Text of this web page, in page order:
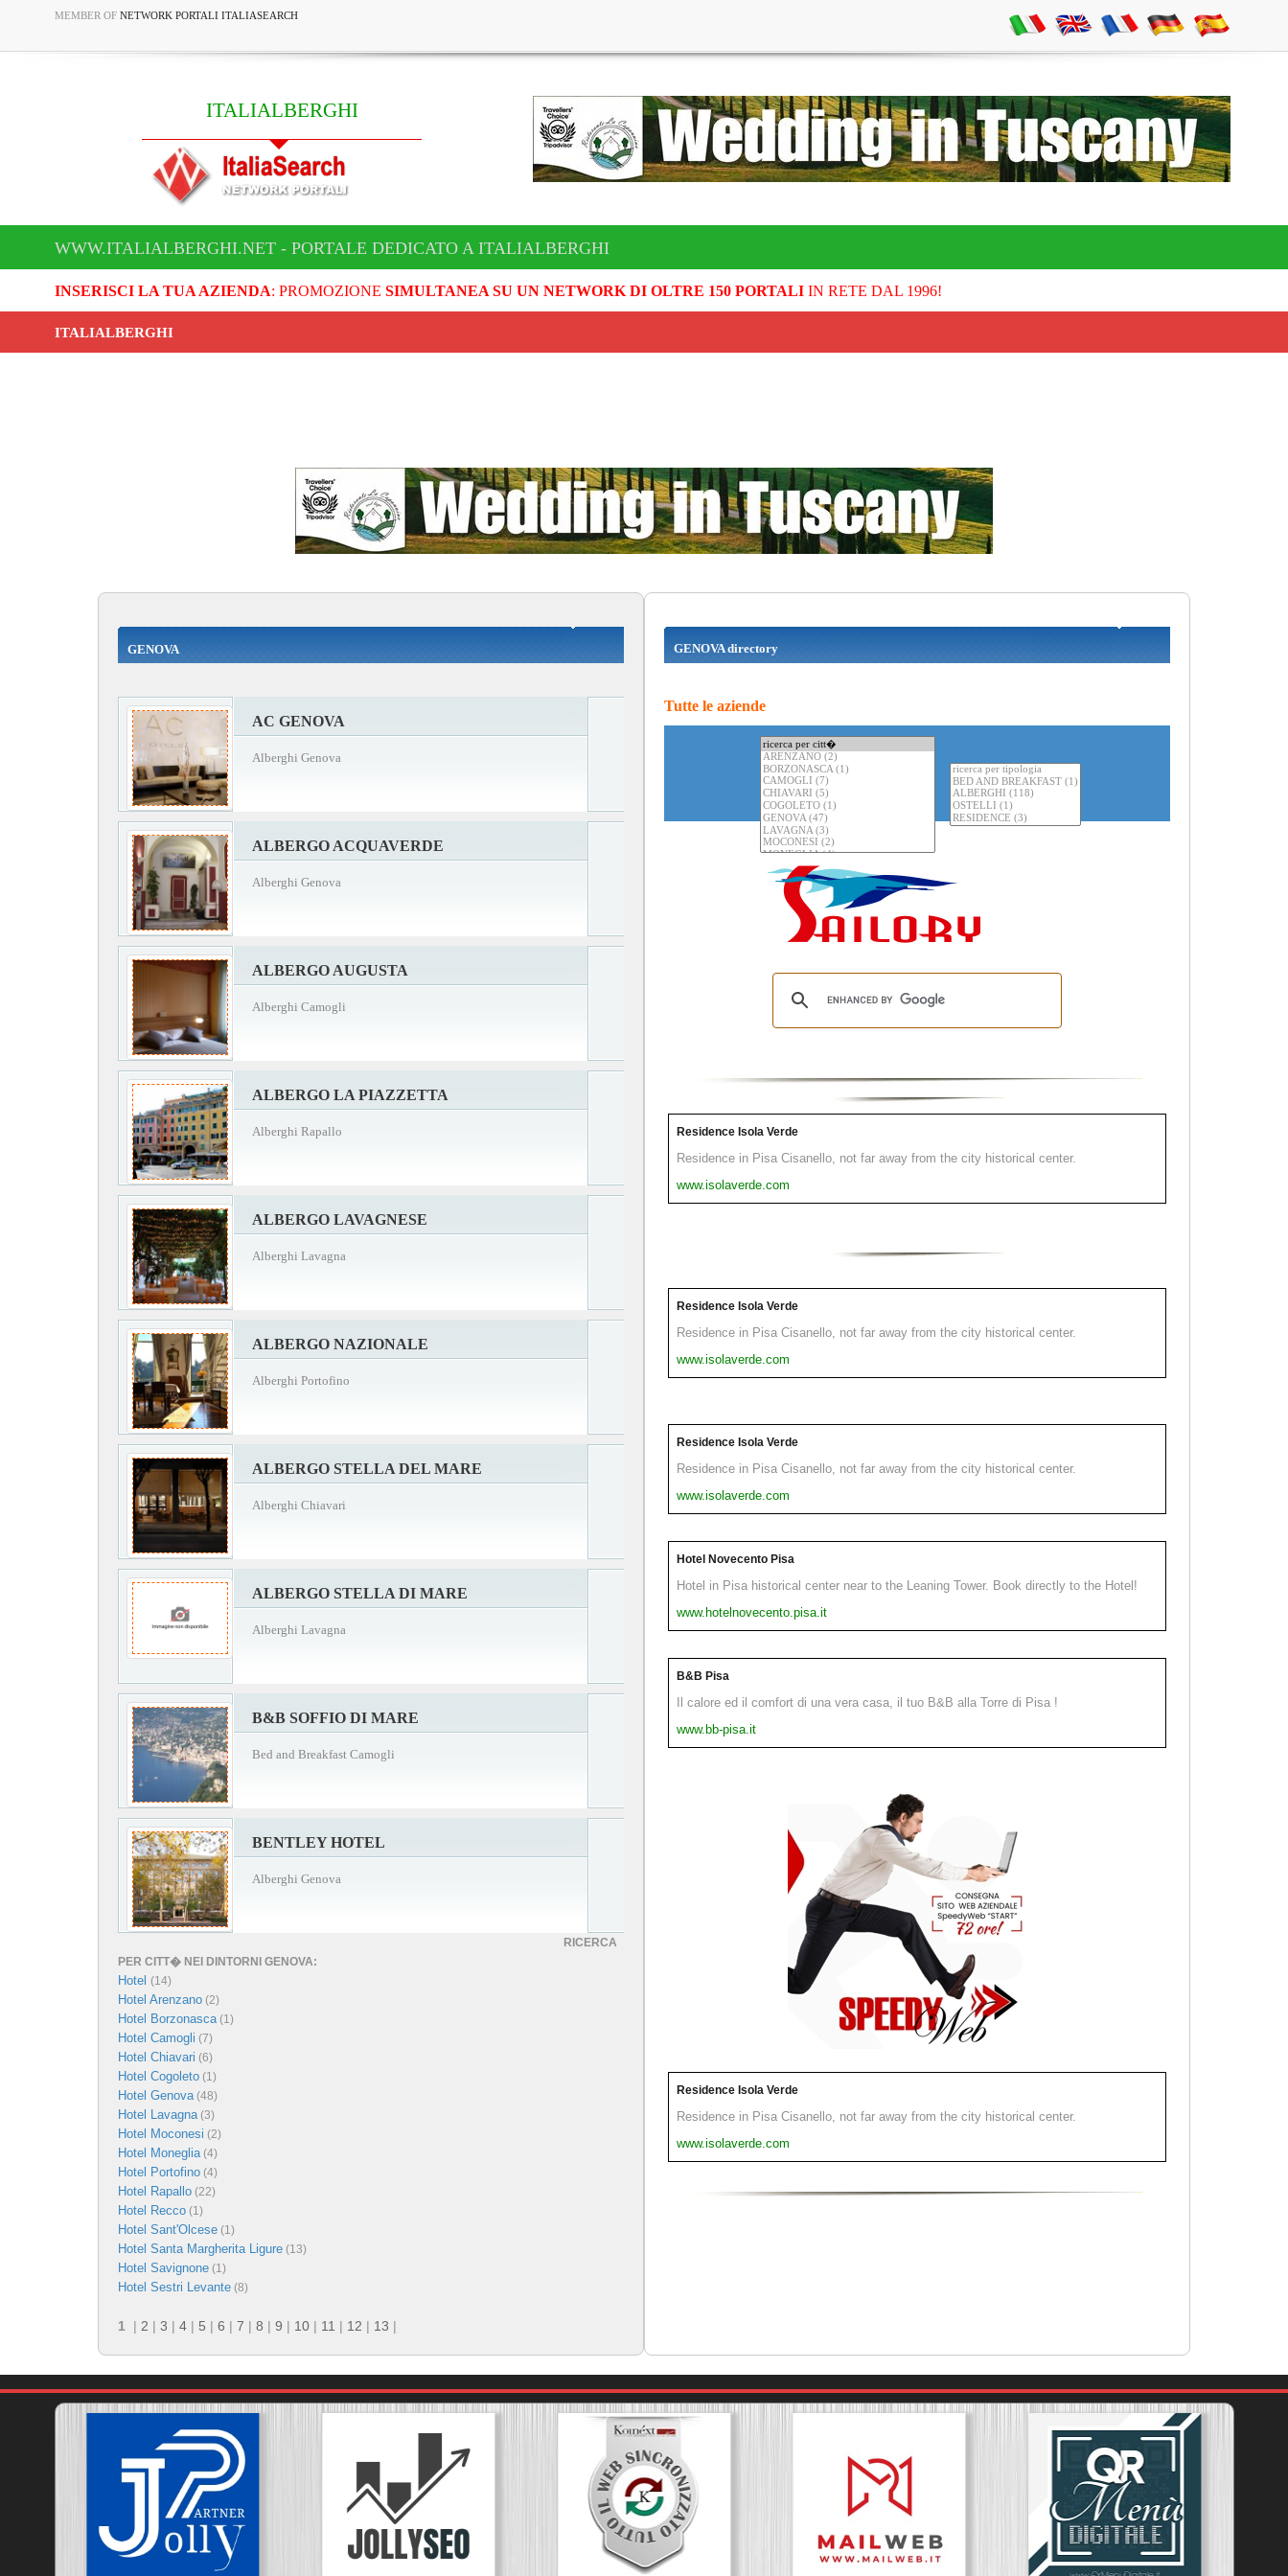
MEMBER OF NETWORK PORTALI ITALIASEARCH
ITALIALBERGHI
WWW.ITALIALBERGHI.NET - PORTALE DEDICATO A ITALIALBERGHI
INSERISCI LA TUA AZIENDA: PROMOZIONE SIMULTANEA SU UN NETWORK DI OLTRE 150 PORTALIIN RETE DAL 1996!
ITALIALBERGHI
GENOVA
AC GENOVA
Alberghi Genova
ALBERGO ACQUAVERDE
Alberghi Genova
ALBERGO AUGUSTA
Alberghi Camogli
ALBERGO LA PIAZZETTA
Alberghi Rapallo
ALBERGO LAVAGNESE
Alberghi Lavagna
ALBERGO NAZIONALE
Alberghi Portofino
ALBERGO STELLA DEL MARE
Alberghi Chiavari
ALBERGO STELLA DI MARE
Alberghi Lavagna
B&B SOFFIO DI MARE
Bed and Breakfast Camogli
BENTLEY HOTEL
Alberghi Genova
RICERCA
PER CITT� NEI DINTORNI GENOVA:
Hotel (14)
Hotel Arenzano (2)
Hotel Borzonasca(1)
Hotel Camogli (7)
Hotel Chiavari (6)
Hotel Cogoleto (1)
Hotel Genova(48)
Hotel Lavagna(3)
Hotel Moconesi (2)
Hotel Moneglia(4)
Hotel Portofino (4)
Hotel Rapallo (22)
Hotel Recco (1)
Hotel Sant'Olcese (1)
Hotel Santa Margherita Ligure (13)
Hotel Savignone (1)
Hotel Sestri Levante (8)
1 | 2 | 3 | 4 | 5 | 6 | 7 | 8 | 9 | 10 | 11 | 12 | 13 |
GENOVA directory
Tutte le aziende
Residence Isola Verde
Residence in Pisa Cisanello, not far away from the city historical center.
www.isolaverde.com
Residence Isola Verde
Residence in Pisa Cisanello, not far away from the city historical center.
www.isolaverde.com
Residence Isola Verde
Residence in Pisa Cisanello, not far away from the city historical center.
www.isolaverde.com
Hotel Novecento Pisa
Hotel in Pisa historical center near to the Leaning Tower. Book directly to the Hotel!
www.hotelnovecento.pisa.it
B&B Pisa
Il calore ed il comfort di una vera casa, il tuo B&B alla Torre di Pisa !
www.bb-pisa.it
Residence Isola Verde
Residence in Pisa Cisanello, not far away from the city historical center.
www.isolaverde.com